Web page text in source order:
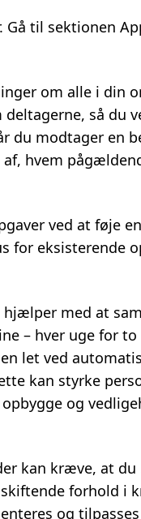
til sektionen
om alle i din
deltagerne, så du
du modtager en
hvem
ved at føje
for eksisterende
hjælper med at
– hver uge for
let ved
kan styrke
og
kan kræve, at
forhold i
og